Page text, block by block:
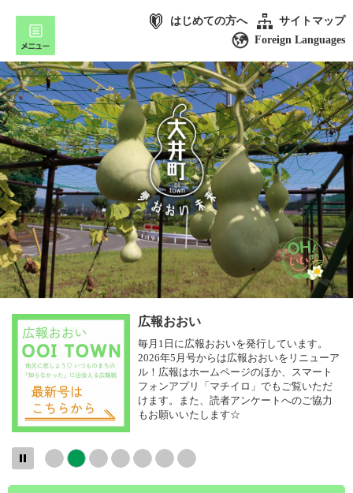
はじめての方へ
サイトマップ
Foreign Languages
広報おおい
毎月1日に広報おおいを発行しています。
2026年5月号からは広報おおいをリニューア
ル！広報はホームページのほか、スマート
フォンアプリ「マチイロ」でもご覧いただ
けます。また、読者アンケートへのご協力
もお願いいたします☆